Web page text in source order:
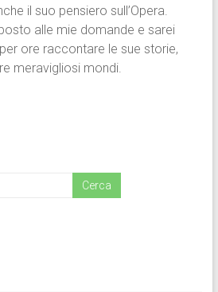
il suo pensiero sull’Opera.
alle mie domande e sarei
ore raccontare le sue storie,
meravigliosi mondi.